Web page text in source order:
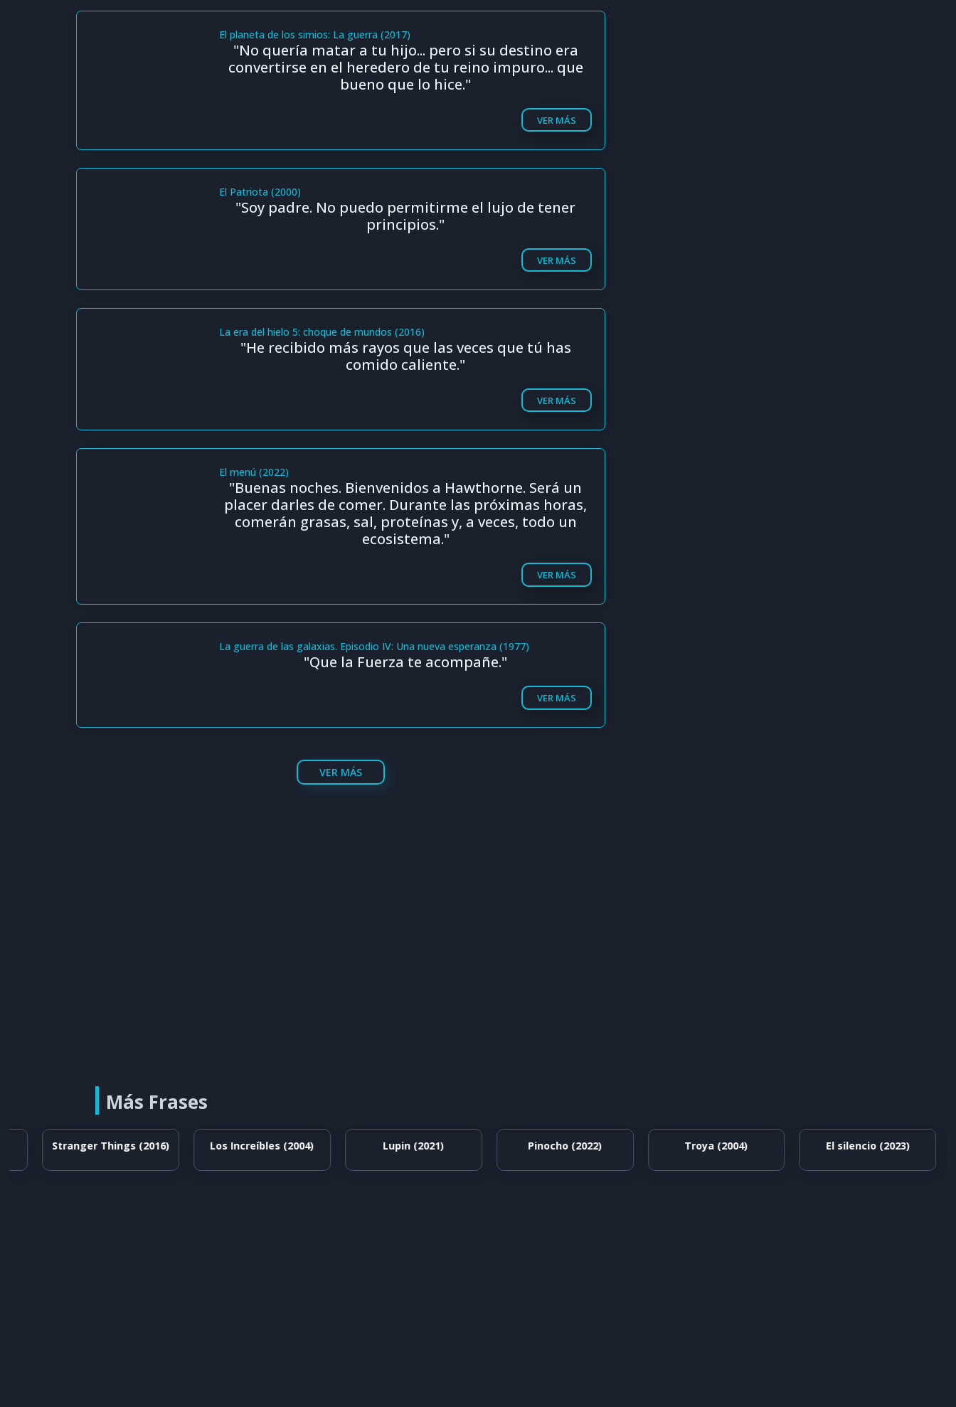
El planeta de los simios: La guerra (2017)
"No quería matar a tu hijo... pero si su destino era
convertirse en el heredero de tu reino impuro... que
bueno que lo hice."
VER MÁS
El Patriota (2000)
"Soy padre. No puedo permitirme el lujo de tener
principios."
VER MÁS
La era del hielo 5: choque de mundos (2016)
"He recibido más rayos que las veces que tú has
comido caliente."
VER MÁS
El menú (2022)
"Buenas noches. Bienvenidos a Hawthorne. Será un
placer darles de comer. Durante las próximas horas,
comerán grasas, sal, proteínas y, a veces, todo un
ecosistema."
VER MÁS
La guerra de las galaxias. Episodio IV: Una nueva esperanza (1977)
"Que la Fuerza te acompañe."
VER MÁS
VER MÁS
Más Frases
Stranger Things (2016) Los Increíbles (2004) Lupin (2021) Pinocho (2022) Troya (2004) El silencio (2023)